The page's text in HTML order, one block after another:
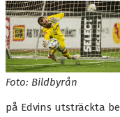
MEDLEMSINFO
BLI MEDLEM
KALENDER
VÅRA LAG/TRÄNARE
Foto: Bildbyrån
på Edvins utsträckta